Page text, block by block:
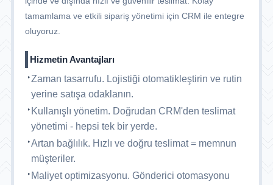
tamamlama ve etkili sipariş yönetimi için CRM ile entegre
oluyoruz.
Hizmetin Avantajları
Zaman tasarrufu. Lojistiği otomatikleştirin ve rutin
yerine satışa odaklanın.
Kullanışlı yönetim. Doğrudan CRM'den teslimat
yönetimi - hepsi tek bir yerde.
Artan bağlılık. Hızlı ve doğru teslimat = memnun
müşteriler.
Maliyet optimizasyonu. Gönderici otomasyonu